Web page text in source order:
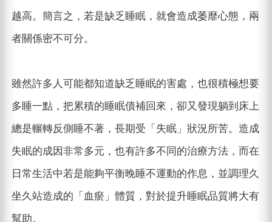
越高。簡言之，若是缺乏睡眠，就會造成萎靡心態，兩
者關係密不可分。
雖然許多人可能都知道缺乏睡眠的害處，也很積極想要
多睡一點，把累積的睡眠債補回來，卻又發現躺到床上
總是輾轉反側睡不著，長期受「失眠」狀況所苦。造成
失眠的成因非常多元，也有許多不同的治療方法，而在
日常生活中若是能夠平衡晚睡不運動的作息，並調理久
坐久站造成的「血瘀」體質，對於提升睡眠品質將大有
幫助。